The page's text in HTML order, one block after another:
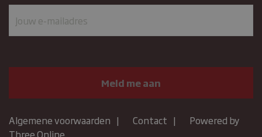
Algemene voorwaarden Contact
Powered by
Three Online